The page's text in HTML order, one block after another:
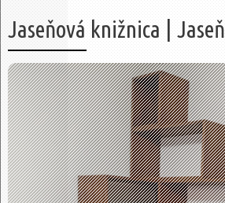
Jaseňová knižnica | Jaseň